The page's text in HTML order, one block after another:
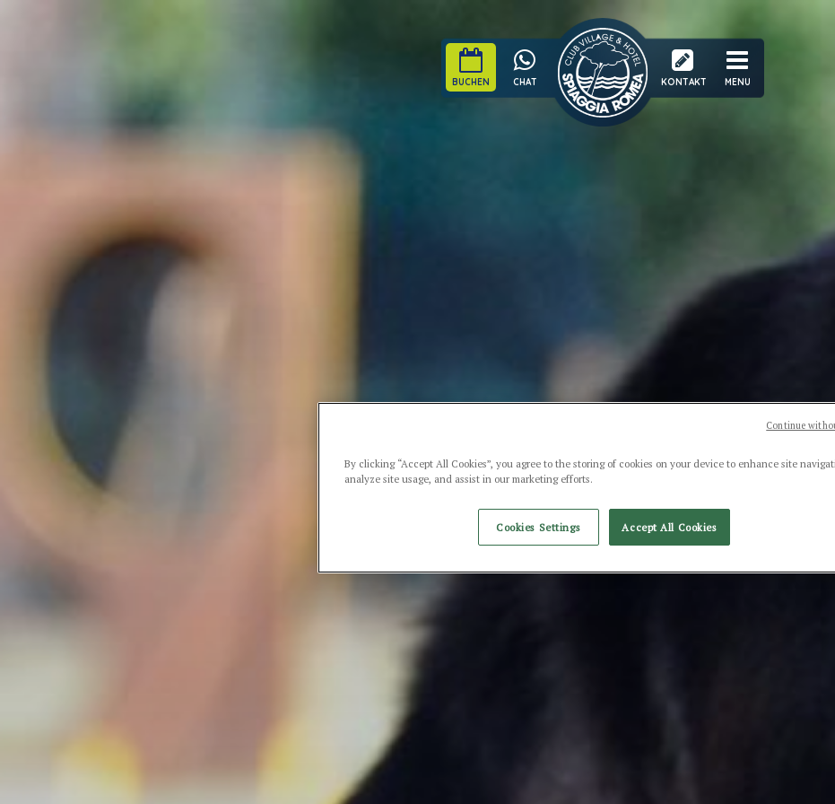
BUCHEN CHAT KONTAKT MENU
By clicking “Accept All Cookies”, you agree to the storing of cookies on your device to enhance site
analyze site usage, and assist in our marketing efforts.
Cookies Settings Accept All Cookies
Continue